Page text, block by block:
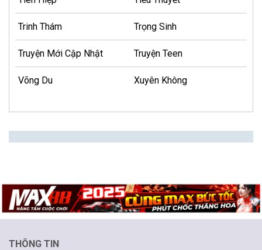
Trinh Thám Trọng Sinh
Truyện Mới Cập Nhật Truyện Teen
Võng Du Xuyên Không
THÔNG TIN